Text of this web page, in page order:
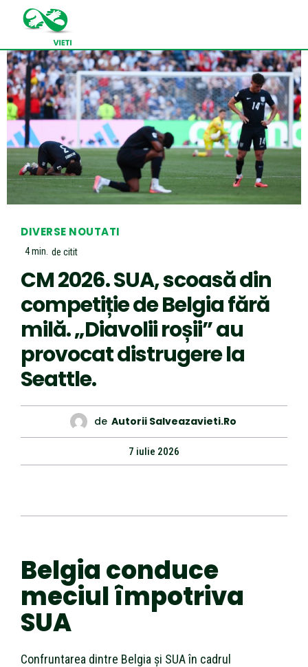
DIVERSE NOUTATI
4min. de citit
CM 2026. SUA, scoasă din
competiție de Belgia fără
milă. „Diavolii roșii” au
provocat distrugere la
Seattle.
de Autorii Salveazavieti.ro
7 iulie 2026
Belgia conduce
meciul împotriva
SUA
Confruntarea dintre Belgia și SUA în cadrul